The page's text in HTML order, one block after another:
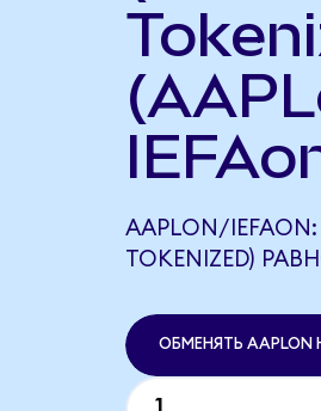
AAPLON/IEFAON:
TOKENIZED)
ОБМЕНЯТЬ AAPLON